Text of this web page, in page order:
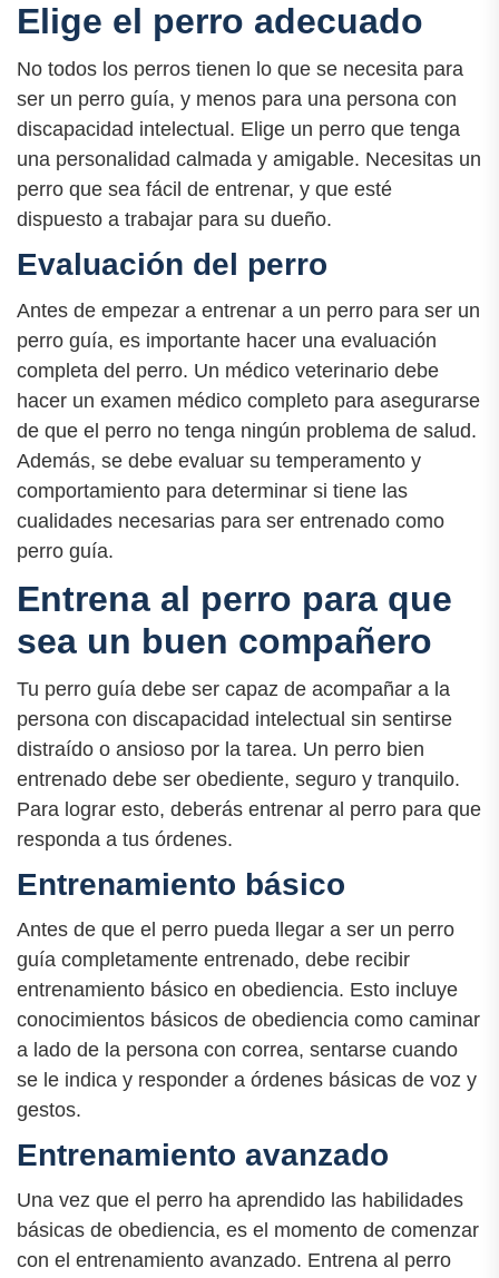
Elige el perro adecuado
No todos los perros tienen lo que se necesita para
ser un perro guía, y menos para una persona con
discapacidad intelectual. Elige un perro que tenga
una personalidad calmada y amigable. Necesitas un
perro que sea fácil de entrenar, y que esté
dispuesto a trabajar para su dueño.
Evaluación del perro
Antes de empezar a entrenar a un perro para ser un
perro guía, es importante hacer una evaluación
completa del perro. Un médico veterinario debe
hacer un examen médico completo para asegurarse
de que el perro no tenga ningún problema de salud.
Además, se debe evaluar su temperamento y
comportamiento para determinar si tiene las
cualidades necesarias para ser entrenado como
perro guía.
Entrena al perro para que
sea un buen compañero
Tu perro guía debe ser capaz de acompañar a la
persona con discapacidad intelectual sin sentirse
distraído o ansioso por la tarea. Un perro bien
entrenado debe ser obediente, seguro y tranquilo.
Para lograr esto, deberás entrenar al perro para que
responda a tus órdenes.
Entrenamiento básico
Antes de que el perro pueda llegar a ser un perro
guía completamente entrenado, debe recibir
entrenamiento básico en obediencia. Esto incluye
conocimientos básicos de obediencia como caminar
a lado de la persona con correa, sentarse cuando
se le indica y responder a órdenes básicas de voz y
gestos.
Entrenamiento avanzado
Una vez que el perro ha aprendido las habilidades
básicas de obediencia, es el momento de comenzar
con el entrenamiento avanzado. Entrena al perro